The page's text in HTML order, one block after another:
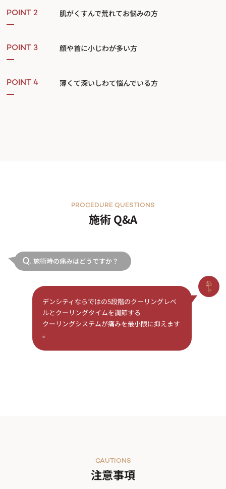
POINT 2 肌がくすんで荒れてお悩みの方
POINT 3 顔や首に小じわが多い方
POINT 4 薄くて深いしわて悩んでいる方
施術 Q&A
PROCEDURE QUESTIONS
Q. 施術時の痛みはどうですか？
デンシティならではの5段階のクーリングレベ
ルとクーリングタイムを調節する
クーリングシステムが痛みを最小限に抑えます
。
注意事項
CAUTIONS